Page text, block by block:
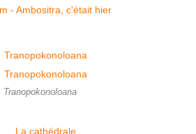
Tranopokonoloana